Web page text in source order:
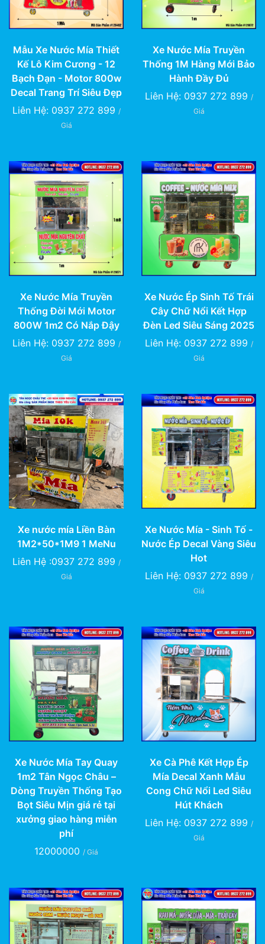
Mẫu Xe Nước Mía Thiết
Kế Lô Kim Cương - 12
Bạch Đạn - Motor 800w
Decal Trang Trí Siêu Đẹp
Liên Hệ: 0937 272 899 /
Giá
Xe Nước Mía Truyền
Thống 1M Hàng Mới Bảo
Hành Đầy Đủ
Liên Hệ: 0937 272 899 /
Giá
Xe Nước Mía Truyền
Thống Đời Mới Motor
800W 1m2 Có Nắp Đậy
Liên Hệ: 0937 272 899 /
Giá
Xe Nước Ép Sinh Tố Trái
Cây Chữ Nổi Kết Hợp
Đèn Led Siêu Sáng 2025
Liên Hệ: 0937 272 899 /
Giá
Xe nước mía Liền Bàn
1M2*50*1M9 1 MeNu
Liên Hệ :0937 272 899 /
Giá
Xe Nước Mía - Sinh Tố -
Nước Ép Decal Vàng Siêu
Hot
Liên Hệ: 0937 272 899 /
Giá
Xe Nước Mía Tay Quay
1m2 Tân Ngọc Châu –
Dòng Truyền Thống Tạo
Bọt Siêu Mịn giá rẻ tại
xưởng giao hàng miễn
phí
12000000 / Giá
Xe Cà Phê Kết Hợp Ép
Mía Decal Xanh Mẫu
Cong Chữ Nổi Led Siêu
Hút Khách
Liên Hệ: 0937 272 899 /
Giá